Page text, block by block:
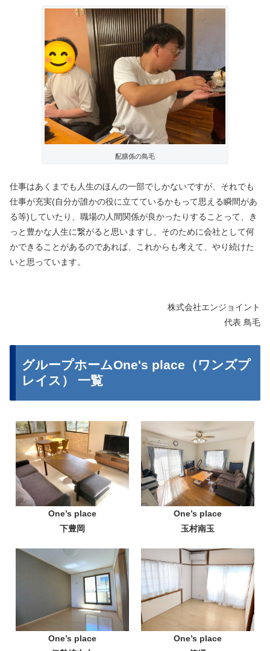
配膳係の鳥毛
仕事はあくまでも人生のほんの一部でしかないですが、それでも
仕事が充実(自分が誰かの役に立てているかもって思える瞬間があ
る等)していたり、職場の人間関係が良かったりすることって、き
っと豊かな人生に繋がると思いますし、そのために会社として何
かできることがあるのであれば、これからも考えて、やり続けた
いと思っています。
株式会社エンジョイント
代表 鳥毛
グループホームOne's place（ワンズプ
レイス） 一覧
One’s place
下豊岡
One’s place
玉村南玉
One’s place
One’s place